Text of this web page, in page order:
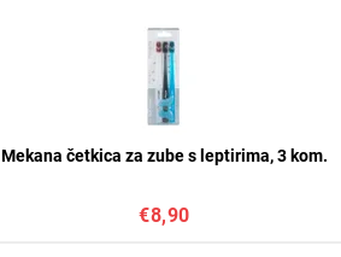
Mekana četkica za zube s leptirima, 3 kom.
€8,90